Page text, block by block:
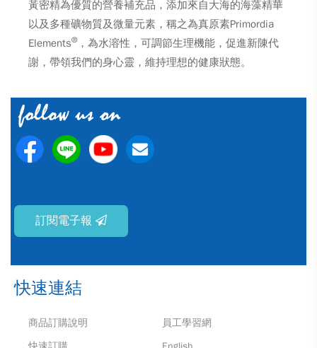
黃密精為優質的營養補充品，添加來自大海的海藻精華
以及多種礦物質及微量元素，稱之為真原素Primordia
Elements® ，為水溶性，可調節生理機能，促進新陳代
謝，帶領我們的身心靈，維持理想的健康狀態。
訂閱電子報
快速連結
商品訂購說明
員工學習網